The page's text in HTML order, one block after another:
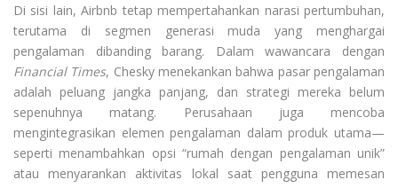
Di sisi lain, Airbnb tetap mempertahankan narasi pertumbuhan,
terutama di segmen generasi muda yang menghargai
pengalaman dibanding barang. Dalam wawancara dengan
Financial Times, Chesky menekankan bahwa pasar pengalaman
adalah peluang jangka panjang, dan strategi mereka belum
sepenuhnya matang. Perusahaan juga mencoba
mengintegrasikan elemen pengalaman dalam produk utama—
seperti menambahkan opsi “rumah dengan pengalaman unik”
atau menyarankan aktivitas lokal saat pengguna memesan